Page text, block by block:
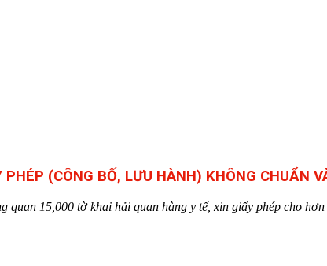
(CÔNG BỐ, LƯU HÀNH) KHÔNG CHUẨN
15,000 tờ khai hải quan hàng y tế, xin giấy phép cho